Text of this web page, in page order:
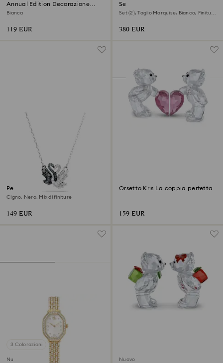
Annual Edition Decorazione
Campanella 2026
Bianca
119 EUR
Set Mesmera
Set (2), Taglio Marquise, Bianco, Finitura
380 EUR
Pendente Swan
Cigno, Nero, Mix di finiture
149 EUR
Orsetto Kris La coppia perfetta
159 EUR
3 Colorazioni
Nuovo Nuovo